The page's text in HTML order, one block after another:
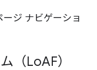
ジ ナビゲーショ
（LoAF）